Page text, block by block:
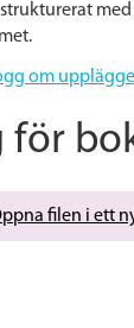
om
för
filen i ett